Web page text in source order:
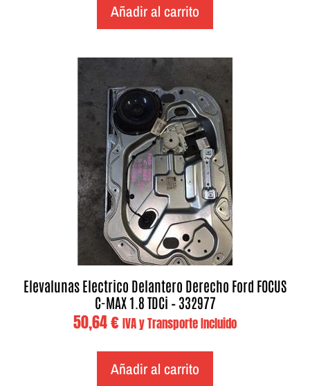
Añadir al carrito
Elevalunas Electrico Delantero Derecho Ford FOCUS
C-MAX 1.8 TDCi – 332977
50,64€ IVA y Transporte Incluido
Añadir al carrito